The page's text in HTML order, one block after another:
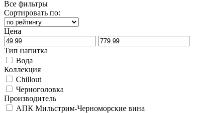
Все фильтры
Сортировать по:
Цена
Тип напитка
Вода
Коллекция
Chillout
Черноголовка
Производитель
АПК Мильстрим-Черноморские вина